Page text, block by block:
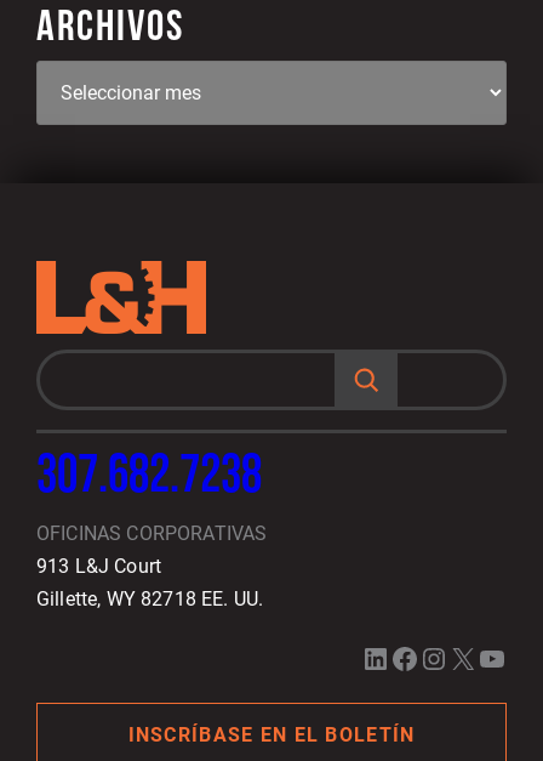
ARCHIVOS
u
a
307.682.7238
OFICINAS CORPORATIVAS
913 L&J Court
Gillette, WY 82718 EE. UU.
LinkedIn Facebook Instagram X YouTube
INSCRÍBASE EN EL BOLETÍN